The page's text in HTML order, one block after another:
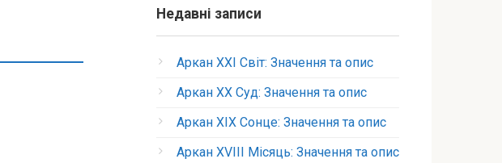
Недавні записи
Аркан XXI Світ: Значення та опис
Аркан XX Суд: Значення та опис
Аркан XIX Сонце: Значення та опис
Аркан XVIII Місяць: Значення та опис